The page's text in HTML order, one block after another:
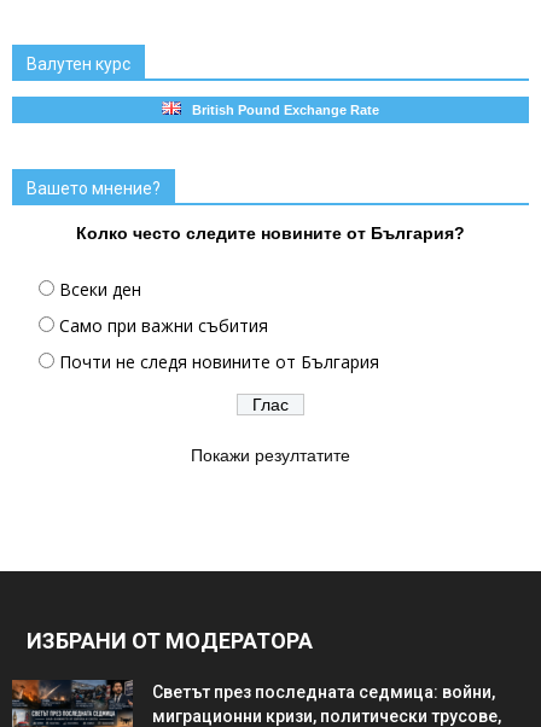
Валутен курс
British Pound Exchange Rate
Вашето мнение?
Колко често следите новините от България?
Всеки ден
Само при важни събития
Почти не следя новините от България
Покажи резултатите
ИЗБРАНИ ОТ МОДЕРАТОРА
Светът през последната седмица: войни,
миграционни кризи, политически трусове,